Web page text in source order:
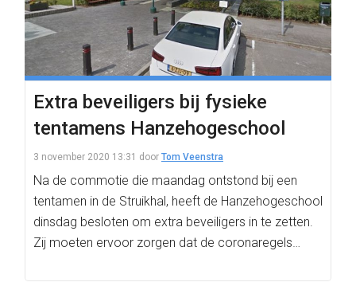
Extra beveiligers bij fysieke
tentamens Hanzehogeschool
3 november 2020 13:31 door Tom Veenstra
Na de commotie die maandag ontstond bij een
tentamen in de Struikhal, heeft de Hanzehogeschool
dinsdag besloten om extra beveiligers in te zetten.
Zij moeten ervoor zorgen dat de coronaregels…